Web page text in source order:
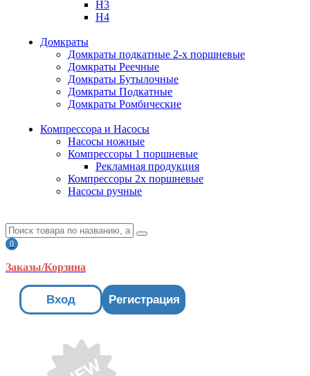
H3
H4
Домкраты
Домкраты подкатные 2-х поршневые
Домкраты Реечные
Домкраты Бутылочные
Домкраты Подкатные
Домкраты Ромбические
Компрессора и Насосы
Насосы ножные
Компрессоры 1 поршневые
Рекламная продукция
Компрессоры 2х поршневые
Насосы ручные
0
Заказы/Корзина
Вход Регистрация